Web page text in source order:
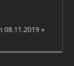
08.11.2019